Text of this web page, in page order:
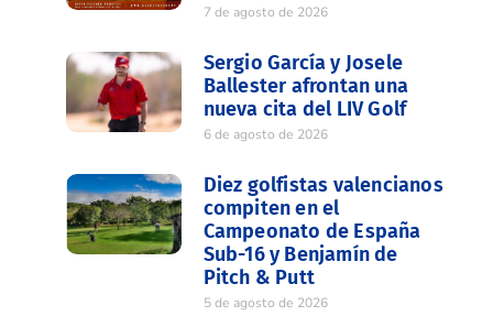
7 de agosto de 2026
Sergio García y Josele
Ballester afrontan una
nueva cita del LIV Golf
6 de agosto de 2026
Diez golfistas valencianos
compiten en el
Campeonato de España
Sub-16 y Benjamín de
Pitch & Putt
5 de agosto de 2026